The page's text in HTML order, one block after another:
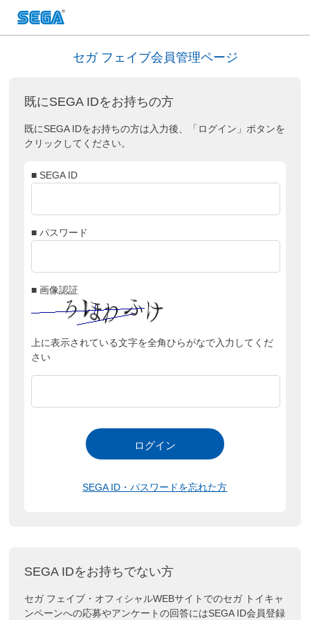
セガ フェイブ会員管理ページ
既にSEGA IDをお持ちの方
既にSEGA IDをお持ちの方は入力後、「ログイン」ボタンを
クリックしてください。
■ SEGA ID
■ パスワード
■ 画像認証
上に表示されている文字を全角ひらがなで入力してくだ
さい
SEGA ID・パスワードを忘れた方
SEGA IDをお持ちでない方
セガ フェイブ・オフィシャルWEBサイトでのセガ トイキャ
ンペーンへの応募やアンケートの回答にはSEGA ID会員登録